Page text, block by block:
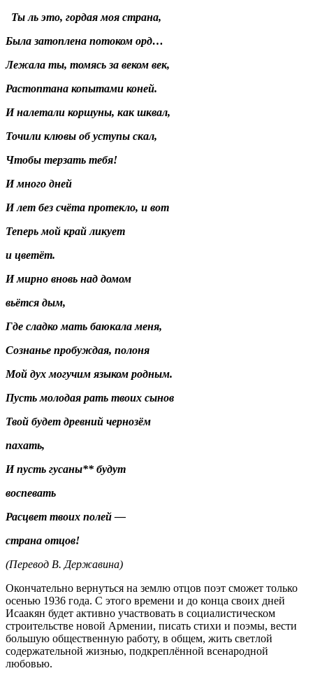
Ты ль это, гордая моя страна,
Была затоплена потоком орд…
Лежала ты, томясь за веком век,
Растоптана копытами коней.
И налетали коршуны, как шквал,
Точили клювы об уступы скал,
Чтобы терзать тебя!
И много дней
И лет без счёта протекло, и вот
Теперь мой край ликует
и цветёт.
И мирно вновь над домом
вьётся дым,
Где сладко мать баюкала меня,
Сознанье пробуждая, полоня
Мой дух могучим языком родным.
Пусть молодая рать твоих сынов
Твой будет древний чернозём
пахать,
И пусть гусаны** будут
воспевать
Расцвет твоих полей —
страна отцов!
(Перевод В. Державина)
Окончательно вернуться на землю отцов поэт сможет только
осенью 1936 года. С этого времени и до конца своих дней
Исаакян будет активно участвовать в социалистическом
строительстве новой Армении, писать стихи и поэмы, вести
большую общественную работу, в общем, жить светлой
содержательной жизнью, подкреплённой всенародной
любовью.